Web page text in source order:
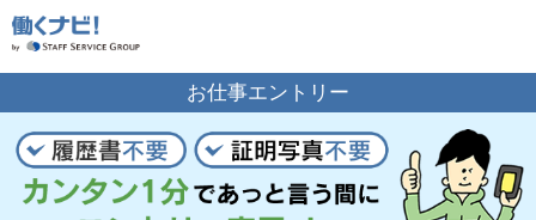
お仕事エントリー
お仕事の案内をご希望の方はこちら
エントリーする